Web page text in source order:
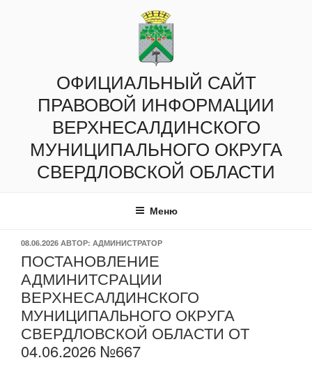
ОФИЦИАЛЬНЫЙ САЙТ
ПРАВОВОЙ ИНФОРМАЦИИ
ВЕРХНЕСАЛДИНСКОГО
МУНИЦИПАЛЬНОГО ОКРУГА
СВЕРДЛОВСКОЙ ОБЛАСТИ
Меню
ОПУБЛИКОВАНО
08.06.2026 АВТОР: АДМИНИСТРАТОР
ПОСТАНОВЛЕНИЕ
АДМИНИТСРАЦИИ
ВЕРХНЕСАЛДИНСКОГО
МУНИЦИПАЛЬНОГО ОКРУГА
СВЕРДЛОВСКОЙ ОБЛАСТИ ОТ
04.06.2026 №667